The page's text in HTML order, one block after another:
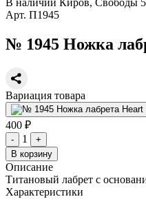
В наличии Киров, Свободы
Арт. П1945
№ 1945 Ножка
Вариация товара
400 ₽
- 1
+
В корзину
Описание
Титановый лабрет с
Характеристики